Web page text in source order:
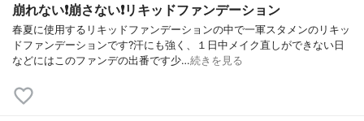
崩れない❗️崩さない❗️リキッドファンデーション
春夏に使用するリキッドファンデーションの中で一軍スタメンのリキッ
ドファンデーションです?汗にも強く、１日中メイク直しができない日
などにはこのファンデの出番です少…続きを見る